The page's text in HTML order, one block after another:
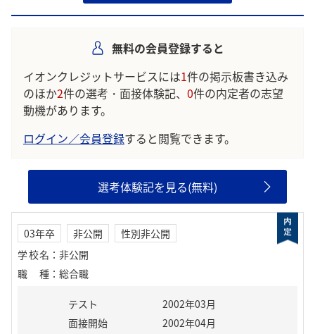
無料の会員登録すると
イオンクレジットサービスには1件の掲示板書き込み
のほか2件の選考・面接体験記、 0件の内定者の志望
動機があります。
ログイン／会員登録すると閲覧できます。
選考体験記を見る(無料)
03年卒 非公開
性別非公開
学校名 ： 非公開
職種 ： 総合職
テスト
2002年03月
面接開始
2002年04月